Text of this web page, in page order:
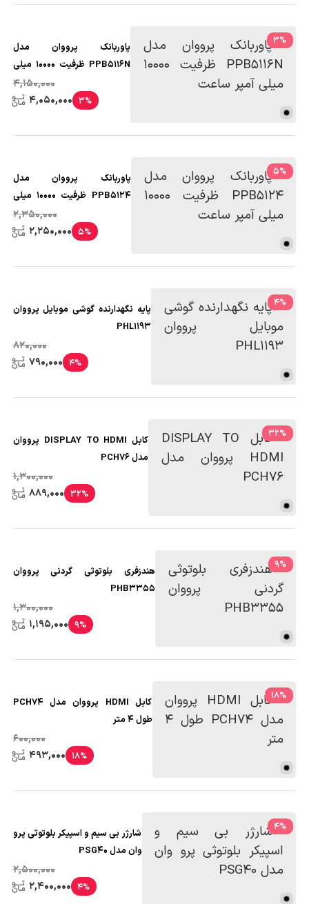
%
3
پاوربانک پرووان مدل
PPB5116N ظرفیت 10000 میلی
4,150,000
3%
4,050,000
%
5
پاوربانک پرووان مدل
PPB5124 ظرفیت 10000 میلی
2,350,000
5%
2,250,000
%
4
پایه نگهدارنده گوشی موبایل پرووان
PHL1193
820,000
4%
790,000
%
32
کابل DISPLAY TO HDMI پرووان
مدل PCH76
1,300,000
32%
889,000
%
9
هندزفری بلوتوثی گردنی پرووان
PHB3355
1,300,000
9%
1,195,000
%
18
کابل HDMI پرووان مدل PCH74
طول 4 متر
600,000
18%
493,000
%
4
شارژر بی سیم و اسپیکر بلوتوثی پرو
وان مدل PSG40
2,500,000
4%
2,400,000